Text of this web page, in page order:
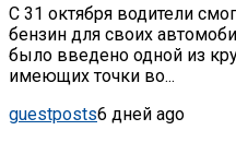
С 31 октября водители
бензин для своих
было введено одной из
имеющих точки во...
guestposts6 дней ago